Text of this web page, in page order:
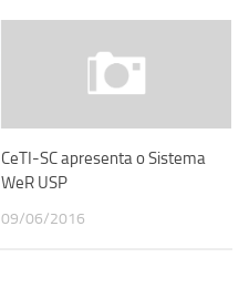
CeTI-SC apresenta o Sistema
WeR USP
09/06/2016